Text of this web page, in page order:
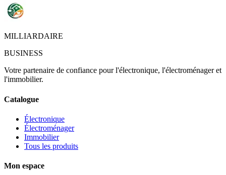
MILLIARDAIRE
BUSINESS
Votre partenaire de confiance pour l'électronique, l'électroménager et
l'immobilier.
Catalogue
Électronique
Électroménager
Immobilier
Tous les produits
Mon espace